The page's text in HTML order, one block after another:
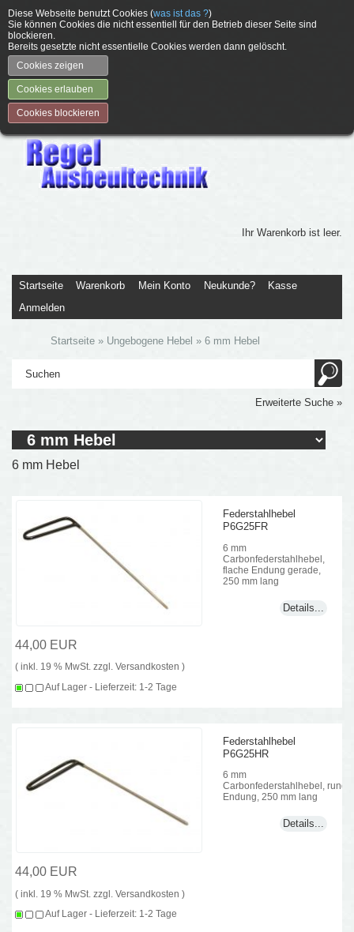
Diese Webseite benutzt Cookies (was ist das ?)
Sie können Cookies die nicht essentiell für den Betrieb dieser Seite sind
blockieren.
Bereits gesetzte nicht essentielle Cookies werden dann gelöscht.
Cookies zeigen
Cookies erlauben
Cookies blockieren
Ihr Warenkorb ist leer.
Startseite Warenkorb Mein Konto Neukunde?
Kasse
Anmelden
Startseite » Ungebogene Hebel »6 mm Hebel
Erweiterte Suche »
6 mm Hebel
Federstahlhebel
P6G25FR
6 mm
Carbonfederstahlhebel,
flache Endung gerade,
250 mm lang
Details...
44,00 EUR
( inkl. 19 % MwSt. zzgl.Versandkosten )
Auf Lager - Lieferzeit: 1-2 Tage
Federstahlhebel
P6G25HR
6 mm
Carbonfederstahlhebel, runde
Endung, 250 mm lang
Details...
44,00 EUR
( inkl. 19 % MwSt. zzgl.Versandkosten )
Auf Lager - Lieferzeit: 1-2 Tage